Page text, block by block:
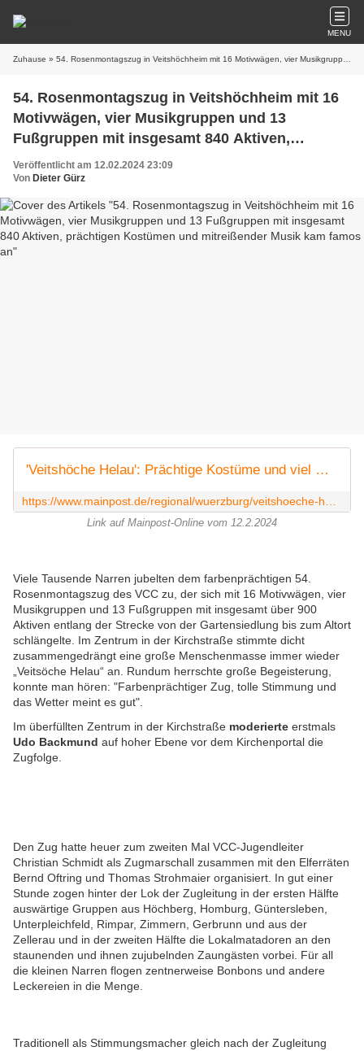
MENU
Zuhause » 54. Rosenmontagszug in Veitshöchheim mit 16 Motivwägen, vier Musikgruppen und 13 Fußgruppen mit insgesamt 840 Aktiven, prächtigen Kostümen und mitreißender Musik kam famos an
54. Rosenmontagszug in Veitshöchheim mit 16
Motivwägen, vier Musikgruppen und 13
Fußgruppen mit insgesamt 840 Aktiven,
prächtigen Kostümen und mitreißender Musik
kam famos an
Veröffentlicht am 12.02.2024 23:09
Von Dieter Gürz
'Veitshöche Helau': Prächtige Kostüme und viel Musik beim 54. Rosenmontagszug
Link auf Mainpost-Online vom 12.2.2024
Viele Tausende Narren jubelten dem farbenprächtigen 54.
Rosenmontagszug des VCC zu, der sich mit 16 Motivwägen, vier
Musikgruppen und 13 Fußgruppen mit insgesamt über 900
Aktiven entlang der Strecke von der Gartensiedlung bis zum Altort
schlängelte. Im Zentrum in der Kirchstraße stimmte dicht
zusammengedrängt eine große Menschenmasse immer wieder
„Veitsöche Helau“ an. Rundum herrschte große Begeisterung,
konnte man hören: "Farbenprächtiger Zug, tolle Stimmung und
das Wetter meint es gut".
Im überfüllten Zentrum in der Kirchstraße moderierte erstmals
Udo Backmund auf hoher Ebene vor dem Kirchenportal die
Zugfolge.
Den Zug hatte heuer zum zweiten Mal VCC-Jugendleiter
Christian Schmidt als Zugmarschall zusammen mit den Elferräten
Bernd Oftring und Thomas Strohmaier organisiert. In gut einer
Stunde zogen hinter der Lok der Zugleitung in der ersten Hälfte
auswärtige Gruppen aus Höchberg, Homburg, Güntersleben,
Unterpleichfeld, Rimpar, Zimmern, Gerbrunn und aus der
Zellerau und in der zweiten Hälfte die Lokalmatadoren an den
staunenden und ihnen zujubelnden Zaungästen vorbei. Für all
die kleinen Narren flogen zentnerweise Bonbons und andere
Leckereien in die Menge.
Traditionell als Stimmungsmacher gleich nach der Zugleitung